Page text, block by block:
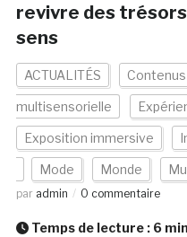
revivre des
sens
ACTUALITÉS
multisensorielle
Exposition immersive
Mode Monde
par admin 0 commentaire
Temps de lecture : 6 min